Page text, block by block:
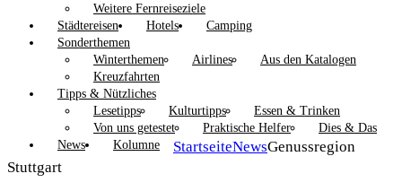
Weitere Fernreiseziele
Städtereisen
Hotels
Camping
Sonderthemen
Winterthemen
Airlines
Aus den Katalogen
Kreuzfahrten
Tipps & Nützliches
Lesetipps
Kulturtipps
Essen & Trinken
Von uns getestet
Praktische Helfer
Dies & Das
News
Kolumne StartseiteNewsGenussregion
Stuttgart